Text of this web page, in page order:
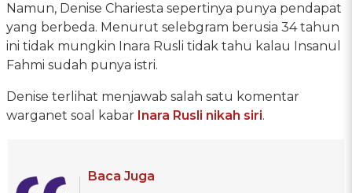
Namun, Denise Chariesta sepertinya punya pendapat
yang berbeda. Menurut selebgram berusia 34 tahun
ini tidak mungkin Inara Rusli tidak tahu kalau Insanul
Fahmi sudah punya istri.
Denise terlihat menjawab salah satu komentar
warganet soal kabar Inara Rusli nikah siri.
Baca Juga